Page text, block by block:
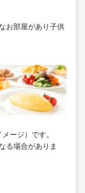
お部屋があり子供
ージ）です。
る場合がありま